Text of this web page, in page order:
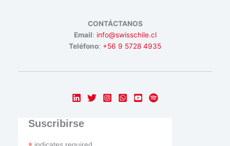
CONTÁCTANOS
Email: info@swisschile.cl
Teléfono: +56 9 5728 4935
Suscribirse